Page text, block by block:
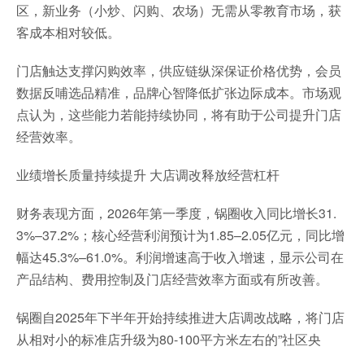
区，新业务（小炒、闪购、农场）无需从零教育市场，获
客成本相对较低。
门店触达支撑闪购效率，供应链纵深保证价格优势，会员
数据反哺选品精准，品牌心智降低扩张边际成本。市场观
点认为，这些能力若能持续协同，将有助于公司提升门店
经营效率。
业绩增长质量持续提升 大店调改释放经营杠杆
财务表现方面，2026年第一季度，锅圈收入同比增长31.
3%–37.2%；核心经营利润预计为1.85–2.05亿元，同比增
幅达45.3%–61.0%。利润增速高于收入增速，显示公司在
产品结构、费用控制及门店经营效率方面或有所改善。
锅圈自2025年下半年开始持续推进大店调改战略，将门店
从相对小的标准店升级为80-100平方米左右的”社区央